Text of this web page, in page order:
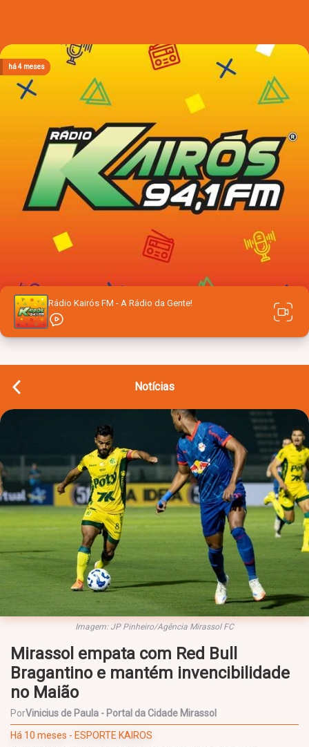
Rádio Kairós FM - A Rádio da Gente!
Notícias
Imagem: JP Pinheiro/Agência Mirassol FC
Mirassol empata com Red Bull
Bragantino e mantém invencibilidade
no Maião
PorVinicius de Paula - Portal da Cidade Mirassol
Há 10 meses - ESPORTE KAIROS
há 3 meses
há 3 meses
há 3 meses
há 3 meses
há 4 meses